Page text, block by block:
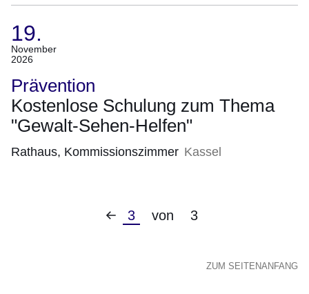
19.
November
2026
(Termin:
19.
November
Prävention
Kostenlose Schulung zum Thema
"Gewalt-Sehen-Helfen"
Rathaus, Kommissionszimmer Kassel
Vorherige
Aktuelle
3 von 3
ZUM SEITENANFANG